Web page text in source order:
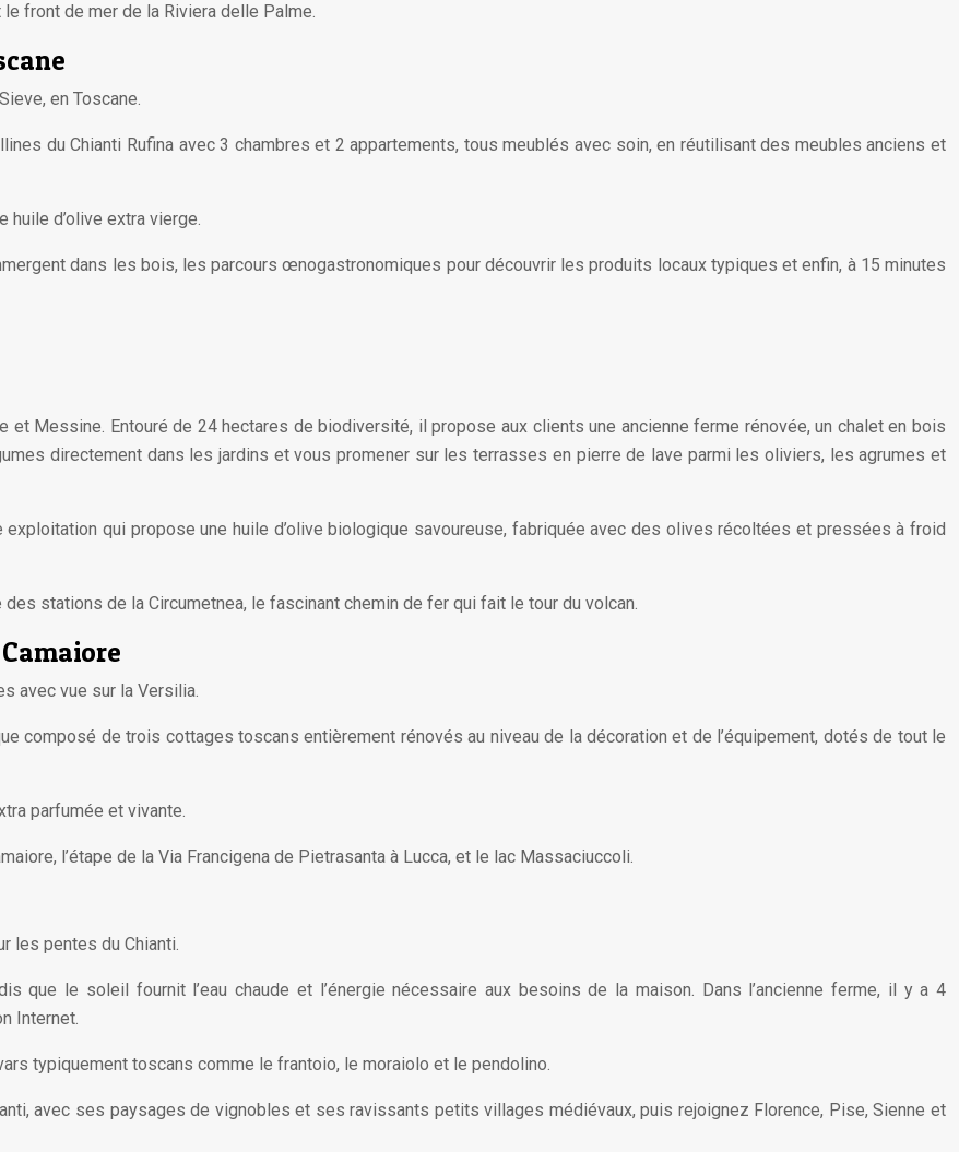
front de mer de la Riviera delle Palme.
en Toscane.
du Chianti Rufina avec 3 chambres et 2 appartements, tous meublés avec soin, en réutilisant des meubles anciens et
huile d’olive extra vierge.
dans les bois, les parcours œnogastronomiques pour découvrir les produits locaux typiques et enfin, à 15 minutes
et Messine. Entouré de 24 hectares de biodiversité, il propose aux clients une ancienne ferme rénovée, un chalet en bois
directement dans les jardins et vous promener sur les terrasses en pierre de lave parmi les oliviers, les agrumes et
exploitation qui propose une huile d’olive biologique savoureuse, fabriquée avec des olives récoltées et pressées à froid
stations de la Circumetnea, le fascinant chemin de fer qui fait le tour du volcan.
avec vue sur la Versilia.
composé de trois cottages toscans entièrement rénovés au niveau de la décoration et de l’équipement, dotés de tout le
parfumée et vivante.
l’étape de la Via Francigena de Pietrasanta à Lucca, et le lac Massaciuccoli.
les pentes du Chianti.
que le soleil fournit l’eau chaude et l’énergie nécessaire aux besoins de la maison. Dans l’ancienne ferme, il y a 4
Internet.
typiquement toscans comme le frantoio, le moraiolo et le pendolino.
avec ses paysages de vignobles et ses ravissants petits villages médiévaux, puis rejoignez Florence, Pise, Sienne et